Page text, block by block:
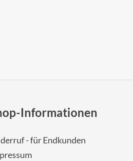
Informationen
- für Endkunden